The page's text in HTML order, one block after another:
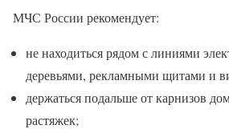
МЧС России рекомендует:
не находиться рядом с линиями
деревьями, рекламными щитами и
держаться подальше от карнизов
растяжек;